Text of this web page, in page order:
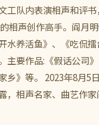
工队内表演相声和评
相声创作高手。阎月
水养活鱼》、《吃侃擂
主要作品:《假话公司》
乡》等。 2023年8月5
，相声名家、曲艺作